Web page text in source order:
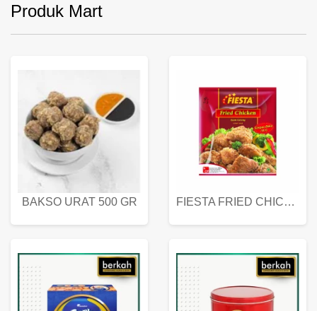
Produk Mart
BAKSO URAT 500 GR FIESTA FRIED CHICKEN 500 GR